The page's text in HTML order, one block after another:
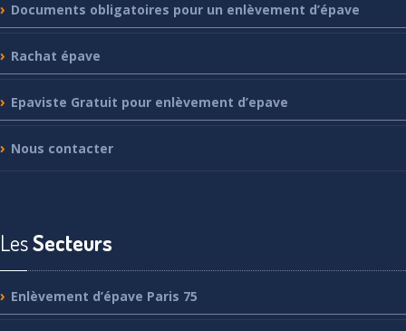
Documents obligatoires pour un enlèvement d’épave
Rachat épave
Epaviste Gratuit pour enlèvement d’epave
Nous contacter
LesSecteurs
Enlèvement d’épave Paris 75